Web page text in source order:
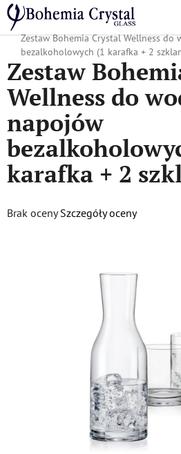
Przejść
do
treści
Home
/ Zestawy Zestawy do wody i
Zestaw Bohemia Crystal Wellness do
bezalkoholowych (1 karafka + 2
Zestaw
Wellness do
napojów
karafka + 2
Średnia
Brak oceny Szczegóły oceny